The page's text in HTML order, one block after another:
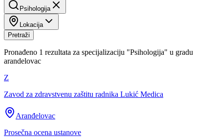
Psihologija
Lokacija
Pretraži
Pronađeno 1 rezultata za specijalizaciju "Psihologija" u gradu
arandelovac
Z
Zavod za zdravstvenu zaštitu radnika Lukić Medica
Aranđelovac
Prosečna ocena ustanove